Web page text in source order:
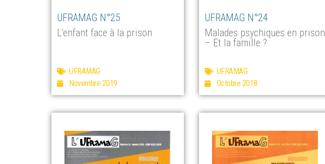
UFRAMAG N°25
L’enfant face à la prison
UFRAMAG
Novembre 2019
UFRAMAG N°24
Malades psychiques en prison
– Et la famille ?
UFRAMAG
Octobre 2018